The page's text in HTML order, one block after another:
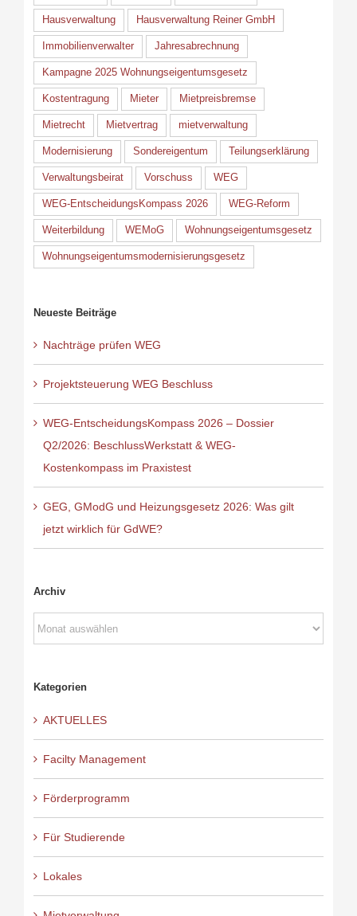
Hausverwaltung Hausverwaltung Reiner GmbH
Immobilienverwalter Jahresabrechnung
Kampagne 2025 Wohnungseigentumsgesetz
Kostentragung Mieter Mietpreisbremse
Mietrecht Mietvertrag mietverwaltung
Modernisierung Sondereigentum Teilungserklärung
Verwaltungsbeirat Vorschuss WEG
WEG-EntscheidungsKompass 2026 WEG-Reform
Weiterbildung WEMoG Wohnungseigentumsgesetz
Wohnungseigentumsmodernisierungsgesetz
Neueste Beiträge
Nachträge prüfen WEG
Projektsteuerung WEG Beschluss
WEG-EntscheidungsKompass 2026 – Dossier
Q2/2026: BeschlussWerkstatt & WEG-
Kostenkompass im Praxistest
GEG, GModG und Heizungsgesetz 2026: Was gilt
jetzt wirklich für GdWE?
Archiv
Archiv
Kategorien
AKTUELLES
Facilty Management
Förderprogramm
Für Studierende
Lokales